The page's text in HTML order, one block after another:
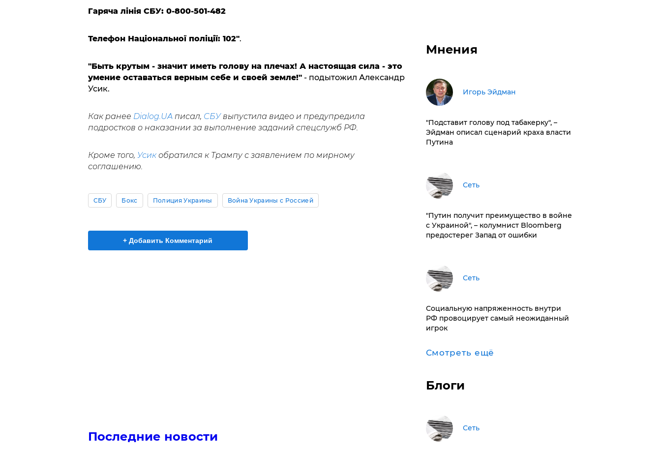
Гаряча лінія СБУ: 0-800-501-482
Телефон Національної поліції: 102".
"Быть крутым - значит иметь голову на плечах! А настоящая сила - это
умение оставаться верным себе и своей земле!"- подытожил Александр
Усик.
Как ранее Dialog.UAписал, СБУвыпустила видео и предупредила
подростков о наказании за выполнение заданий спецслужб РФ.
Кроме того, Усикобратился к Трампу с заявлением по мирному
соглашению.
СБУ Бокс Полиция Украины Война Украины с Россией
+ Добавить Комментарий
Последние новости
Мнения
Игорь Эйдман
​"Подставит голову под табакерку", –
Эйдман описал сценарий краха власти
Путина
Сеть
"Путин получит преимущество в войне
с Украиной", – колумнист Bloomberg
предостерег Запад от ошибки
Сеть
Социальную напряженность внутри
РФ провоцирует самый неожиданный
игрок
Смотреть ещё
Блоги
Сеть